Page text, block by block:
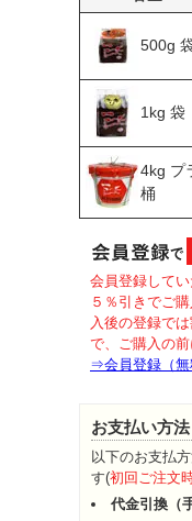
500g
1kg 袋
4kg プ
桶
会員登録して
５％引きでご
入後の登録で
で、ご購入の
⇒会員登録（無
お支払い方法
以下のお支払
す(初回ご注文
代金引換（